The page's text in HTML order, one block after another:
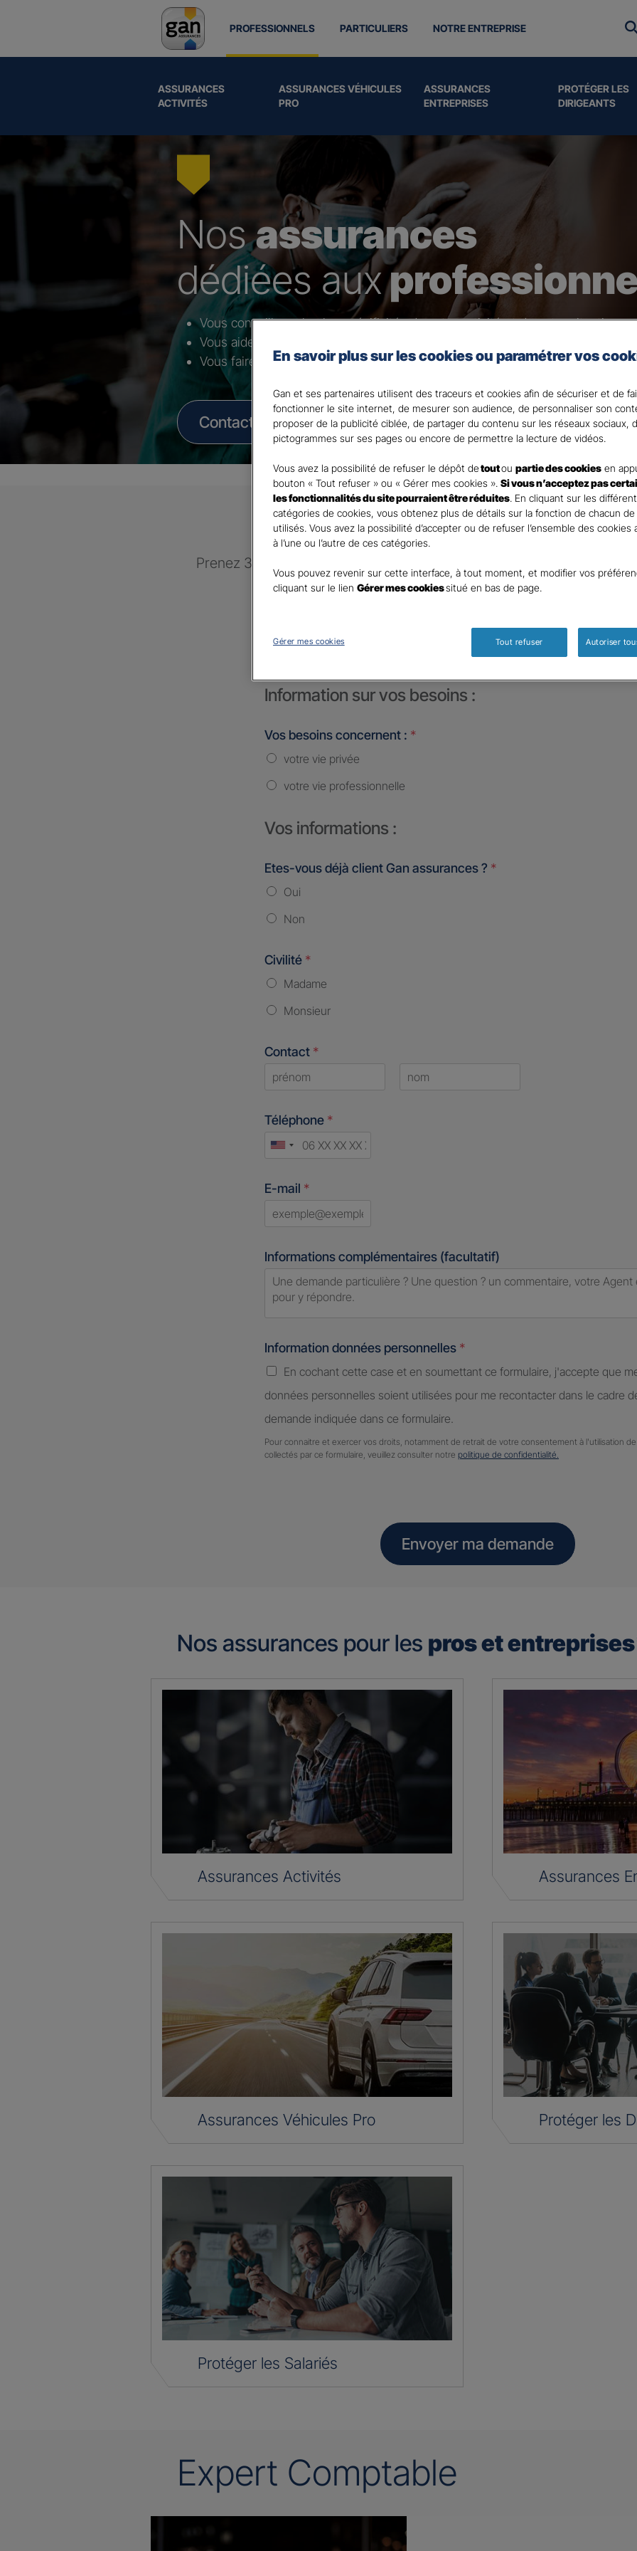
PROFESSIONNELS
ASSURANCES
ACTIVITÉS
ASSURANCES VÉHICULES
PRO
ASSURANCES
ENTREPRISES
PROTÉGER LES
DIRIGEANTS
PARTICULIERS NOTRE ENTREPRISE
Nosassurances
dédiées aux
Vous conseiller selon les spécificités de votre activité et de votre situation.
Vous aider à mettre en place des moyens de prévention au cœur de votre
Vous faire bénéficier de notre expertise et réactivité en cas de sinistre.
Contacter un Agent
DEMANDE DE DEVIS
Prenez 3 minutes pour remplir ce rapide questionnaire afin que
recontacte rapidement pour finaliser l’étude précise de
GAN ASSURANCES BOLLWILLER
Information sur vos besoins :
Vos besoins concernent : *
votre vie privée
votre vie professionnelle
Vos informations :
Etes-vous déjà client Gan assurances ? *
Oui
Non
Civilité *
Madame
Monsieur
Contact *
Téléphone *
United
+1
E-mail *
Informations complémentaires (facultatif)
Information données personnelles *
En cochant cette case et en soumettant ce formulaire, j'accepte que
données personnelles soient utilisées pour me recontacter dans le cadre
demande indiquée dans ce formulaire.
Pour connaitre et exercer vos droits, notamment de retrait de votre consentement à l'utilisation
collectés par ce formulaire, veuillez consulter notre politique de confidentialité.
Envoyer ma demande
Nos assurances pour les pros et
Assurances Activités Assurances
Assurances Véhicules Pro Protéger les
Protéger les Salariés
Expert Comptable
En savoir plus sur les cookies ou paramétrer vos
Gan et ses partenaires utilisent des traceurs et cookies afin de sécuriser et de
fonctionner le site internet, de mesurer son audience, de personnaliser son
proposer de la publicité ciblée, de partager du contenu sur les réseaux sociaux,
pictogrammes sur ses pages ou encore de permettre la lecture de vidéos.
Vous avez la possibilité de refuser le dépôt detoutou partie des cookies en
bouton « Tout refuser » ou « Gérer mes cookies ». Si vous n’acceptez pas
les fonctionnalités du site pourraient être réduites. En cliquant sur les
catégories de cookies, vous obtenez plus de détails sur la fonction de chacun
utilisés. Vous avez la possibilité d’accepter ou de refuser l’ensemble des cookies
à l’une ou l’autre de ces catégories.
Vous pouvez revenir sur cette interface, à tout moment, et modifier vos
cliquant sur le lien Gérer mes cookiessitué en bas de page.
Gérer mes cookies Tout refuser Autoriser